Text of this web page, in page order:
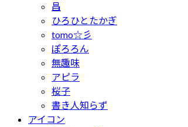
昌
ひろひとたかぎ
tomo☆彡
ぽろろん
無趣味
アピラ
桜子
書き人知らず
アイコン